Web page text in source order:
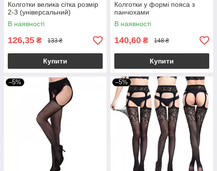
Колготки велика сітка розмір
2-3 (універсальний)
В наявності
126,35 ₴ 133 ₴
Купити
Колготки у формі пояса з
панчохами
В наявності
140,60 ₴ 148 ₴
Купити
–5% –5%